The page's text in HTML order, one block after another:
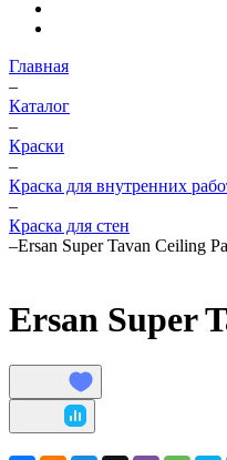
Главная
–
Каталог
–
Краски
–
Краска для внутренних
–
Краска для стен
–Ersan Super Tavan Ceiling
Ersan Super